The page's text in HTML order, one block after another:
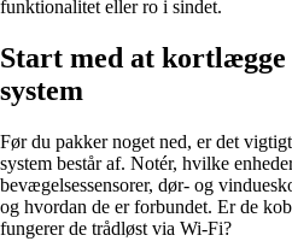
funktionalitet eller ro i sindet.
Start med at
system
Før du pakker noget ned, er det
system består af. Notér, hvilke
bevægelsessensorer, dør- og
og hvordan de er forbundet. Er de
fungerer de trådløst via Wi-Fi?